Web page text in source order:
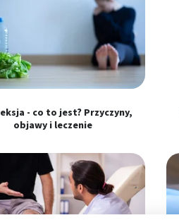
- co to jest? Przyczyny,
objawy i leczenie